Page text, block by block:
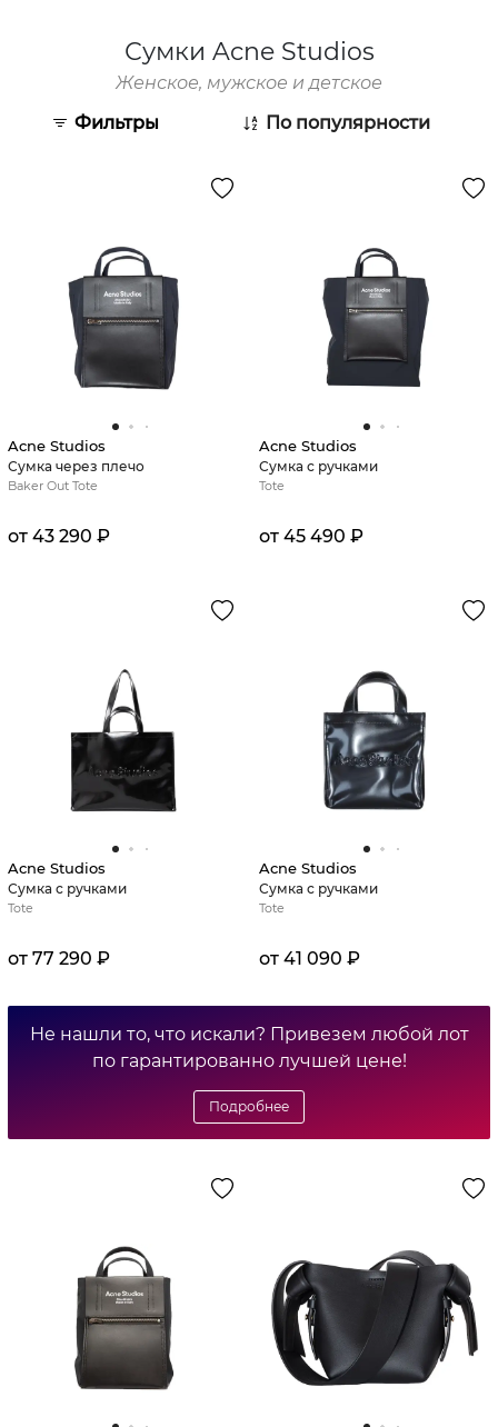
Сумки Acne Studios
Женское, мужское и детское
Фильтры
По популярности
Acne Studios
Сумка через плечо
Baker Out Tote
от 43 290 ₽
Acne Studios
Сумка с ручками
Tote
от 45 490 ₽
Acne Studios
Сумка с ручками
Tote
от 77 290 ₽
Acne Studios
Сумка с ручками
Tote
от 41 090 ₽
Не нашли то, что искали? Привезем любой лот
по гарантированно лучшей цене!
Подробнее